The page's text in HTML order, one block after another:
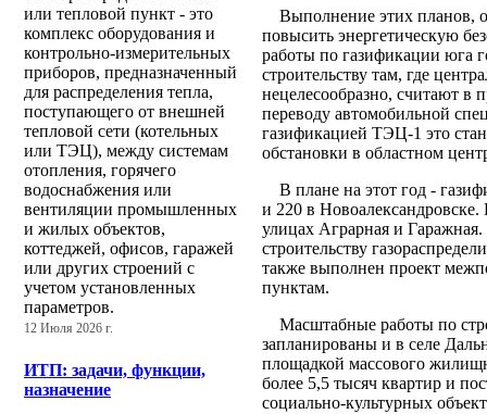
или тепловой пункт - это
комплекс оборудования и
контрольно-измерительных
приборов, предназначенный
для распределения тепла,
поступающего от внешней
тепловой сети (котельных
или ТЭЦ), между системам
отопления, горячего
водоснабжения или
вентиляции промышленных
и жилых объектов,
коттеджей, офисов, гаражей
или других строений с
учетом установленных
параметров.
12 Июля 2026 г.
ИТП: задачи, функции,
назначение
Выполнение этих планов,
повысить энергетическую
работы по газификации юга
строительству там, где
нецелесообразно, считают в
переводу автомобильной
газификацией ТЭЦ-1 это
обстановки в областном
В плане на этот год -
и 220 в
улицах Аграрная и
строительству
также выполнен проект
пунктам.
Масштабные работы по
запланированы и в селе
площадкой массового
более 5,5 тысяч квартир и
социально-культурных